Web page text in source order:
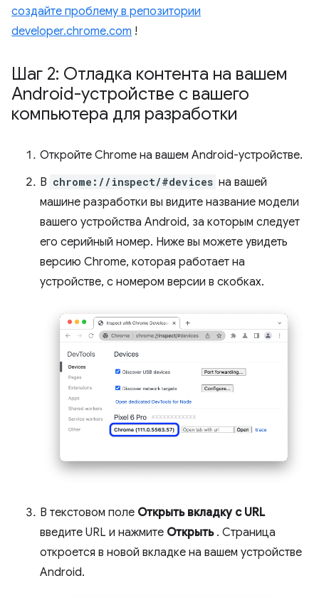
создайте проблему в репозитории
developer.chrome.com !
Шаг 2: Отладка контента на вашем
Android-устройстве с вашего
компьютера для разработки
Откройте Chrome на вашем Android-устройстве.
В chrome://inspect/#devices на вашей
машине разработки вы видите название модели
вашего устройства Android, за которым следует
его серийный номер. Ниже вы можете увидеть
версию Chrome, которая работает на
устройстве, с номером версии в скобках.
В текстовом поле Открыть вкладку с URL
введите URL и нажмите Открыть. Страница
откроется в новой вкладке на вашем устройстве
Android.